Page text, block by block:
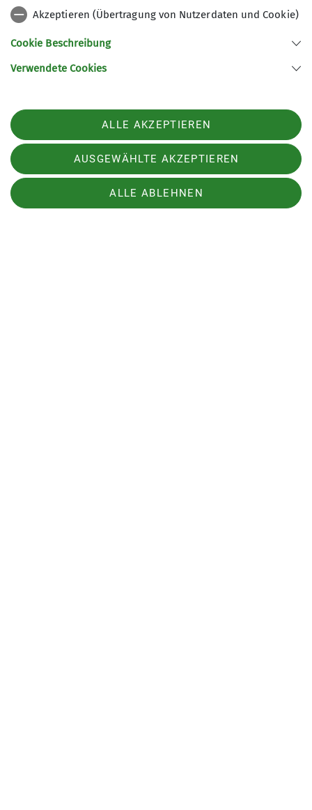
Minuten waagrecht zum Einstieg. In drei
Dreierseilschaften und einer Zweierseilschaft ging
es zügig voran und nach etwa vier Stunden waren
wir bereits wieder zurück im SAC-Haus.
beschäftigten wir uns noch mit Themen wie der
Ausschreibung von Gruppenausfahrten, der Physik
des Fangstoßes und der Prävention sexueller
Grenzverletzungen. Auf Grund des Wetters
mussten wir die geplante Plattenkletterei an der
„Dalle de Court“ auf einen späteren Besuch
vertagen.
Akzeptieren (Übertragung von Nutzerdaten und Cookie)
Cookie Beschreibung
Verwendete Cookies
ALLE AKZEPTIEREN
AUSGEWÄHLTE AKZEPTIEREN
ALLE ABLEHNEN